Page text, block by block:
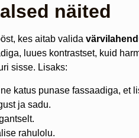
näited
kes aitab valida
luues kontrastset, kuid
sisse. Lisaks:
katus punase fassaadiga, et
ja sadu.
rahulolu.